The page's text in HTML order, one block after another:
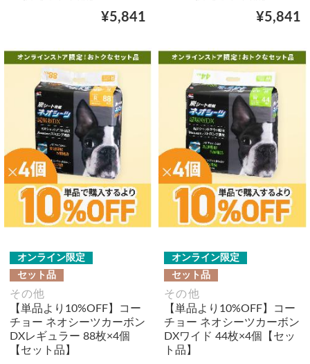
¥5,841 ¥5,841
オンライン限定
セット品
その他
【単品より10%OFF】コー
チョー ネオシーツカーボン
DXレギュラー 88枚×4個
【セット品】
オンライン限定
セット品
その他
【単品より10%OFF】コー
チョー ネオシーツカーボン
DXワイド 44枚×4個【セッ
ト品】